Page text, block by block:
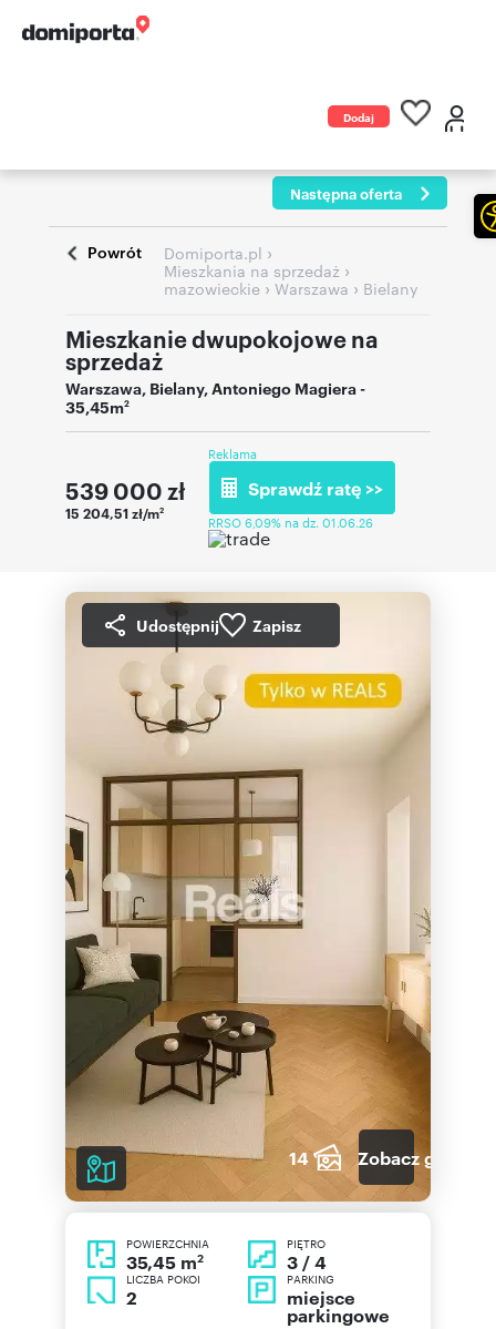
Dodaj
Następna oferta
Powrót Domiporta.pl ›
Mieszkania na sprzedaż ›
mazowieckie › Warszawa › Bielany
Mieszkanie dwupokojowe na
sprzedaż
Warszawa, Bielany,Antoniego Magiera-
35,45m2
539 000 zł
15 204,51 zł/m2
Reklama
Sprawdź ratę >>
RRSO 6,09% na dz. 01.06.26
Udostępnij Zapisz
14 Zobacz galerię
POWIERZCHNIA
35,45 m2
PIĘTRO
3 / 4
LICZBA POKOI
2
PARKING
miejsce
parkingowe